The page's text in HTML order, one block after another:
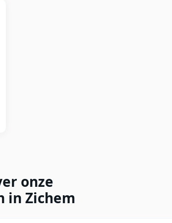
onze
in Zichem